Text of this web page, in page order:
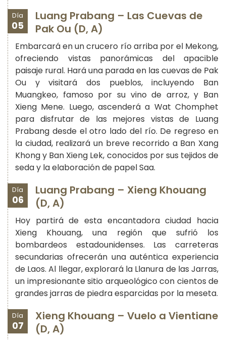
Día
05
Luang Prabang – Las Cuevas de
Pak Ou (D, A)
Embarcará en un crucero río arriba por el Mekong,
ofreciendo vistas panorámicas del apacible
paisaje rural. Hará una parada en las cuevas de Pak
Ou y visitará dos pueblos, incluyendo Ban
Muangkeo, famoso por su vino de arroz, y Ban
Xieng Mene. Luego, ascenderá a Wat Chomphet
para disfrutar de las mejores vistas de Luang
Prabang desde el otro lado del río. De regreso en
la ciudad, realizará un breve recorrido a Ban Xang
Khong y Ban Xieng Lek, conocidos por sus tejidos de
seda y la elaboración de papel Saa.
Día
06
Luang Prabang – Xieng Khouang
(D, A)
Hoy partirá de esta encantadora ciudad hacia
Xieng Khouang, una región que sufrió los
bombardeos estadounidenses. Las carreteras
secundarias ofrecerán una auténtica experiencia
de Laos. Al llegar, explorará la Llanura de las Jarras,
un impresionante sitio arqueológico con cientos de
grandes jarras de piedra esparcidas por la meseta.
Día
07
Xieng Khouang – Vuelo a Vientiane
(D, A)